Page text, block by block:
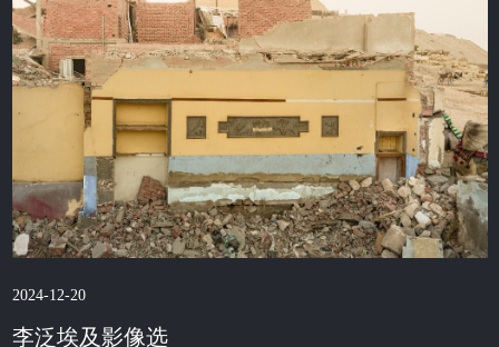
2024-12-20
李泛埃及影像选